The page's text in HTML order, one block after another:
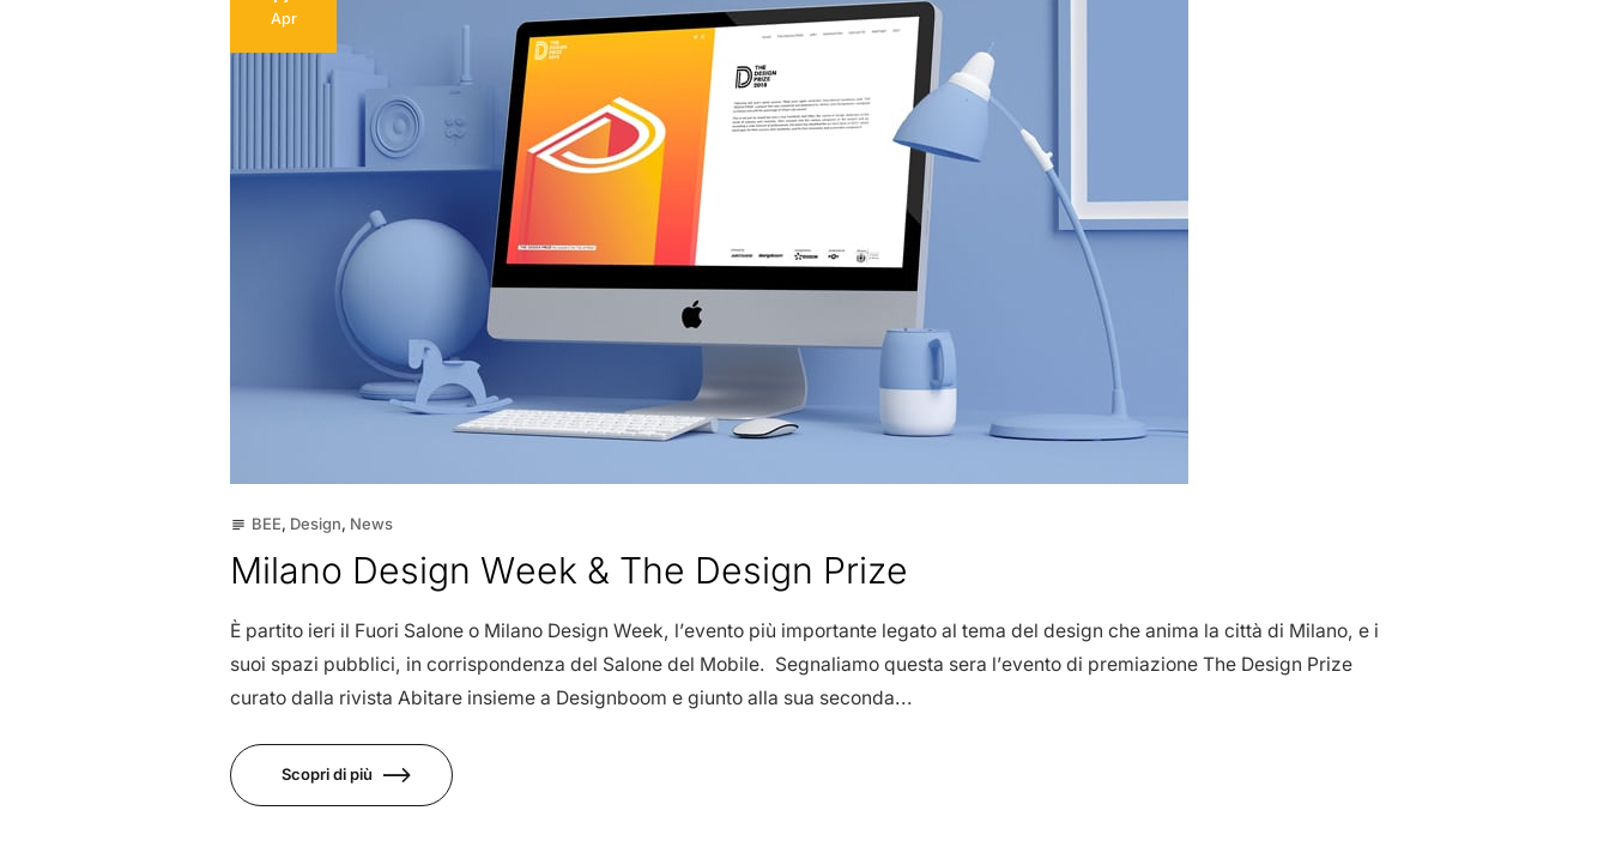
Apr
subject BEE, Design, News
Milano Design Week & The Design Prize
È partito ieri il Fuori Salone o Milano Design Week, l’evento più importante legato al tema del design che anima la città di Milano, e i
suoi spazi pubblici, in corrispondenza del Salone del Mobile. Segnaliamo questa sera l’evento di premiazione The Design Prize
curato dalla rivista Abitare insieme a Designboom e giunto alla sua seconda...
Scopri di più